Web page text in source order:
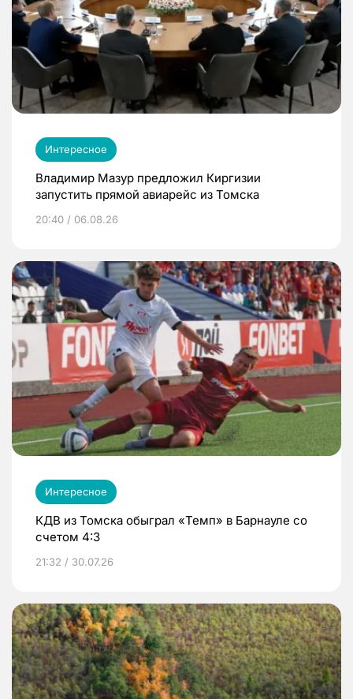
Интересное
Владимир Мазур предложил Киргизии
запустить прямой авиарейс из Томска
20:40 / 06.08.26
Интересное
КДВ из Томска обыграл «Темп» в Барнауле со
счетом 4:3
21:32 / 30.07.26